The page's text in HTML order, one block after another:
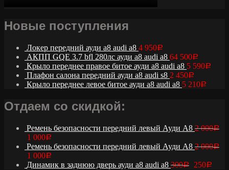
Новые поступления
Локер передний ауди а8 audi a8 4 950Р
АКПП GQE 3.7 bfl 280лс ауди а8 audi a8 64 500Р
Крыло переднее правое битое ауди а8 audi a8 5 590Р
Плафон салона передний ауди а8 audi s8 2 450Р
Крыло переднее левое битое ауди а8 audi a8 5 210Р
Отдаем со скидкой:
Ремень безопасности передний левый Ауди А8 2 000Р
1 000Р
Ремень безопасности передний левый Ауди А8 2 000Р
1 000Р
Динамик в заднюю дверь ауди а8 audi a8 300Р 250Р